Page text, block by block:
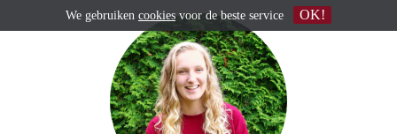
We gebruiken cookiesvoor de beste service OK!